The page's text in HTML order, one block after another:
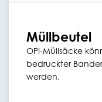
Müllbeutel
OPI-Müllsäcke
bedruckter
werden.